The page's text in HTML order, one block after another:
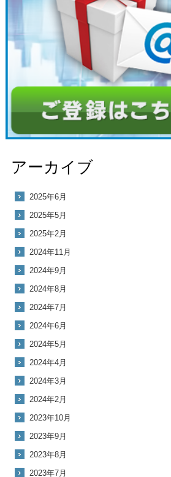
アーカイブ
2025年6月
2025年5月
2025年2月
2024年11月
2024年9月
2024年8月
2024年7月
2024年6月
2024年5月
2024年4月
2024年3月
2024年2月
2023年10月
2023年9月
2023年8月
2023年7月